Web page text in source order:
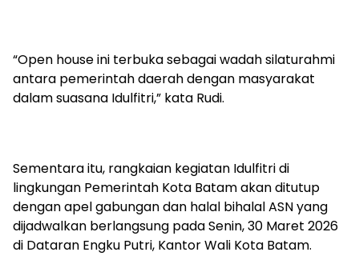
“Open house ini terbuka sebagai wadah silaturahmi
antara pemerintah daerah dengan masyarakat
dalam suasana Idulfitri,” kata Rudi.
Sementara itu, rangkaian kegiatan Idulfitri di
lingkungan Pemerintah Kota Batam akan ditutup
dengan apel gabungan dan halal bihalal ASN yang
dijadwalkan berlangsung pada Senin, 30 Maret 2026
di Dataran Engku Putri, Kantor Wali Kota Batam.